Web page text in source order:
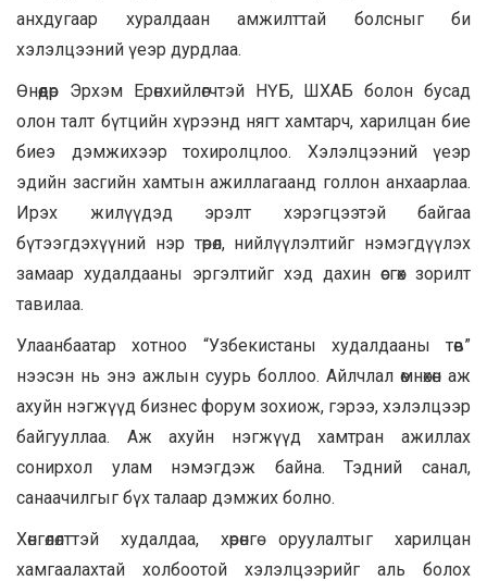
анхдугаар хуралдаан амжилттай болсныг би
хэлэлцээний үеэр дурдлаа.
Өнөөдөр Эрхэм Ерөнхийлөгчтэй НҮБ, ШХАБ болон бусад
олон талт бүтцийн хүрээнд нягт хамтарч, харилцан бие
биеэ дэмжихээр тохиролцлоо. Хэлэлцээний үеэр
эдийн засгийн хамтын ажиллагаанд голлон анхаарлаа.
Ирэх жилүүдэд эрэлт хэрэгцээтэй байгаа
бүтээгдэхүүний нэр төрөл, нийлүүлэлтийг нэмэгдүүлэх
замаар худалдааны эргэлтийг хэд дахин өсгөх зорилт
тавилаа.
Улаанбаатар хотноо “Узбекистаны худалдааны төв”
нээсэн нь энэ ажлын суурь боллоо. Айлчлал өмнөхөн аж
ахуйн нэгжүүд бизнес форум зохиож, гэрээ, хэлэлцээр
байгууллаа. Аж ахуйн нэгжүүд хамтран ажиллах
сонирхол улам нэмэгдэж байна. Тэдний санал,
санаачилгыг бүх талаар дэмжих болно.
Хөнгөлөлттэй худалдаа, хөрөнгө оруулалтыг харилцан
хамгаалахтай холбоотой хэлэлцээрийг аль болох